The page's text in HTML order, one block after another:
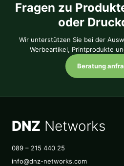
Fragen zu
oder
Wir unterstützen Sie bei der
Werbeartikel, Printprodukte
Beratung
DNZ Networks
089 – 215 440 25
info@dnz-networks.com